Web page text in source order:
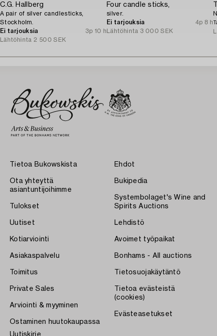
C.G. Hallberg
A pair of silver candlesticks,
Stockholm.
Ei tarjouksia
3p 10 h
Lähtöhinta 2 500 SEK
Four candle sticks,
silver.
Ei tarjouksia
4p 8 h
Lähtöhinta 3 000 SEK
Tietoa Bukowskista
Ota yhteyttä
asiantuntijoihimme
Tulokset
Uutiset
Kotiarviointi
Asiakaspalvelu
Toimitus
Private Sales
Arviointi & myyminen
Ostaminen huutokaupassa
Ehdot
Bukipedia
Systembolaget's Wine and
Spirits Auctions
Lehdistö
Avoimet työpaikat
Bonhams - All auctions
Tietosuojakäytäntö
Tietoa evästeistä
(cookies)
Evästeasetukset
Uutiskirje